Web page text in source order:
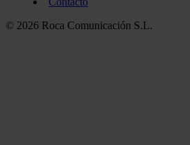
© 2026 Roca Comunicación S.L.